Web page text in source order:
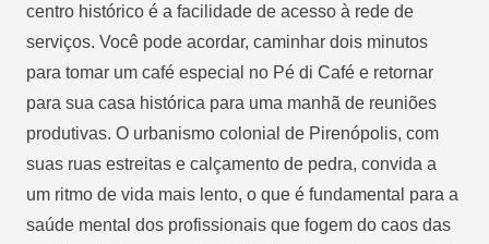
centro histórico é a facilidade de acesso à rede de
serviços. Você pode acordar, caminhar dois minutos
para tomar um café especial no Pé di Café e retornar
para sua casa histórica para uma manhã de reuniões
produtivas. O urbanismo colonial de Pirenópolis, com
suas ruas estreitas e calçamento de pedra, convida a
um ritmo de vida mais lento, o que é fundamental para a
saúde mental dos profissionais que fogem do caos das